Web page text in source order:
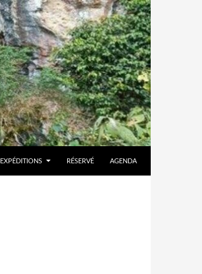
EXPÉDITIONS RÉSERVÉ AGENDA